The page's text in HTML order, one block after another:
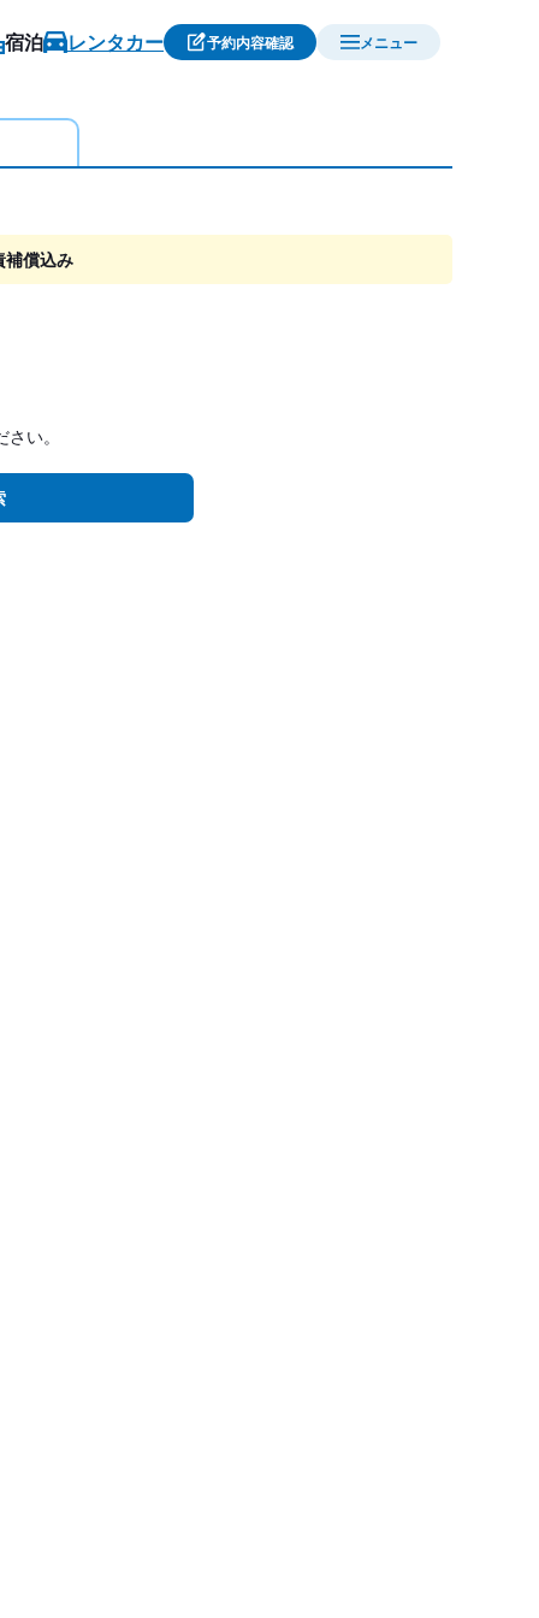
宿泊 レンタカー 予約内容確認 メニュー
補償込み
い。